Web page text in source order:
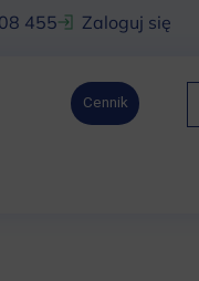
455 Zaloguj się
Cennik